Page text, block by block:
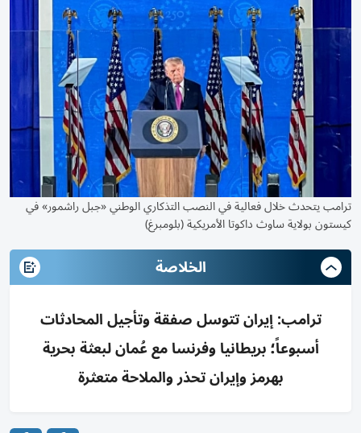
ترامب يتحدث خلال فعالية في النصب التذكاري الوطني «جبل راشمور» في
كيستون بولاية ساوث داكوتا الأمريكية (بلومبرغ)
الخلاصة
ترامب: إيران تتوسل صفقة وتأجيل المحادثات
أسبوعاً؛ بريطانيا وفرنسا مع عُمان لبعثة بحرية
بهرمز وإيران تحذر والملاحة متعثرة